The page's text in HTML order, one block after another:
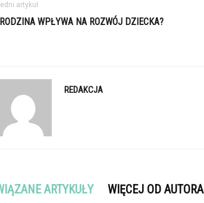
artykuł
WPŁYWA NA ROZWÓJ DZIECKA?
REDAKCJA
ARTYKUŁY WIĘCEJ OD AUTORA